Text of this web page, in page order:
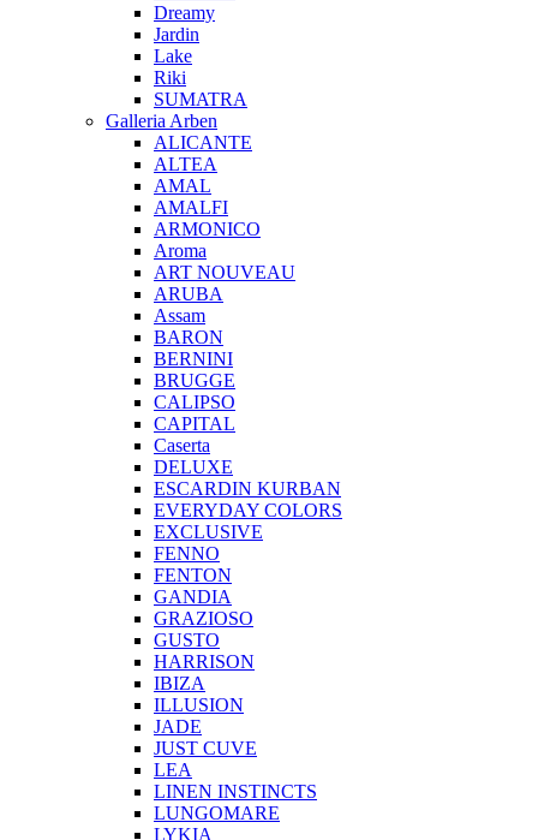
Dreamy
Jardin
Lake
Riki
SUMATRA
Galleria Arben
ALICANTE
ALTEA
AMAL
AMALFI
ARMONICO
Aroma
ART NOUVEAU
ARUBA
Assam
BARON
BERNINI
BRUGGE
CALIPSO
CAPITAL
Caserta
DELUXE
ESCARDIN KURBAN
EVERYDAY COLORS
EXCLUSIVE
FENNO
FENTON
GANDIA
GRAZIOSO
GUSTO
HARRISON
IBIZA
ILLUSION
JADE
JUST CUVE
LEA
LINEN INSTINCTS
LUNGOMARE
LYKIA